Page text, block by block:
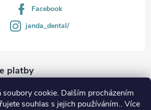
soubory cookie. Dalším procházením
souhlas s jejich používáním.. Více
Facebook
janda_dental/
platby